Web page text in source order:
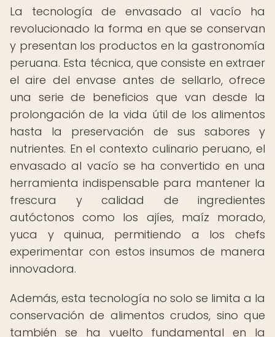
La tecnología de envasado al vacío ha
revolucionado la forma en que se conservan
y presentan los productos en la gastronomía
peruana. Esta técnica, que consiste en extraer
el aire del envase antes de sellarlo, ofrece
una serie de beneficios que van desde la
prolongación de la vida útil de los alimentos
hasta la preservación de sus sabores y
nutrientes. En el contexto culinario peruano, el
envasado al vacío se ha convertido en una
herramienta indispensable para mantener la
frescura y calidad de ingredientes
autóctonos como los ajíes, maíz morado,
yuca y quinua, permitiendo a los chefs
experimentar con estos insumos de manera
innovadora.
Además, esta tecnología no solo se limita a la
conservación de alimentos crudos, sino que
también se ha vuelto fundamental en la